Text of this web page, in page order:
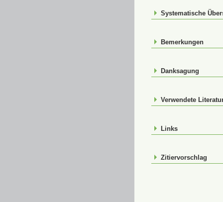
Systematische
Bemerkungen
Danksagung
Verwendete
Links
Zitiervorschlag